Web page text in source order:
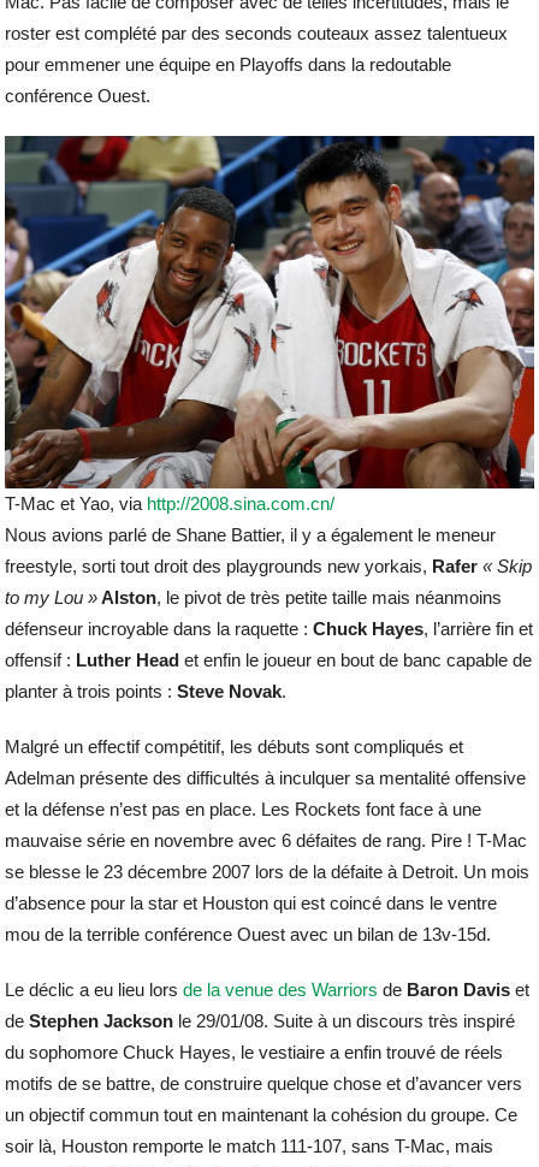
roster est complété par des seconds couteaux assez talentueux
pour emmener une équipe en Playoffs dans la redoutable
conférence Ouest.
T-Mac et Yao, via http://2008.sina.com.cn/
Nous avions parlé de Shane Battier, il y a également le meneur
freestyle, sorti tout droit des playgrounds new yorkais, Rafer« Skip
to my Lou »Alston, le pivot de très petite taille mais néanmoins
défenseur incroyable dans la raquette : Chuck Hayes, l’arrière fin et
offensif : Luther Head et enfin le joueur en bout de banc capable de
planter à trois points :Steve Novak.
Malgré un effectif compétitif, les débuts sont compliqués et
Adelman présente des difficultés à inculquer sa mentalité offensive
et la défense n’est pas en place. Les Rockets font face à une
mauvaise série en novembre avec 6 défaites de rang. Pire ! T-Mac
se blesse le 23 décembre 2007 lors de la défaite à Detroit. Un mois
d’absence pour la star et Houston qui est coincé dans le ventre
mou de la terrible conférence Ouest avec un bilan de 13v-15d.
Le déclic a eu lieu lorsde la venue des Warriors de Baron Davis et
deStephen Jackson le 29/01/08. Suite à un discours très inspiré
du sophomore Chuck Hayes, le vestiaire a enfin trouvé de réels
motifs de se battre, de construire quelque chose et d’avancer vers
un objectif commun tout en maintenant la cohésion du groupe. Ce
soir là, Houston remporte le match 111-107, sans T-Mac, mais